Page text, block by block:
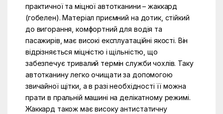
практичної та міцної автотканини – жаккард
(гобелен). Матеріал приємний на дотик, стійкий
до вигорання, комфортний для водія та
пасажирів, має високі експлуатаційні якості. Він
відрізняється міцністю і щільністю, що
забезпечує тривалий термін служби чохлів. Таку
автотканину легко очищати за допомогою
звичайної щітки, а в разі необхідності її можна
прати в пральній машині на делікатному режимі.
Жаккард також має високу антистатичну